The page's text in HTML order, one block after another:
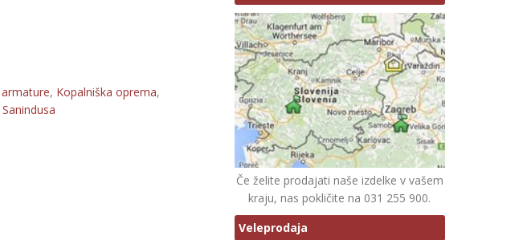
, Kopalniška oprema,
Sanindusa
Če želite prodajati naše izdelke v vašem
kraju, nas pokličite na 031 255 900.
Veleprodaja